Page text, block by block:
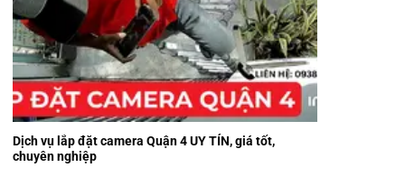
Dịch vụ lắp đặt camera Quận 4 UY TÍN, giá tốt,
chuyên nghiệp